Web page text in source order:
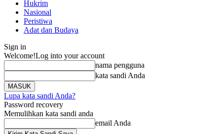
Hukrim
Nasional
Peristiwa
Adat dan Budaya
Sign in
Welcome!Log into your account
nama pengguna
kata sandi Anda
Lupa kata sandi Anda?
Password recovery
Memulihkan kata sandi anda
email Anda